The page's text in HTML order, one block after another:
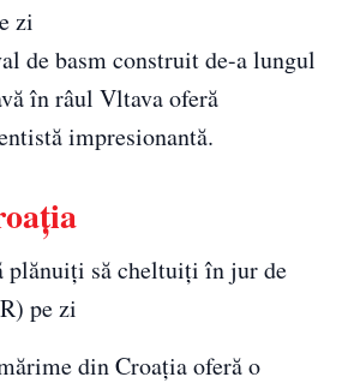
zi
de basm construit de-a lungul
în râul Vltava oferă
impresionantă.
plănuiți să cheltuiți în jur de
pe zi
din Croația oferă o